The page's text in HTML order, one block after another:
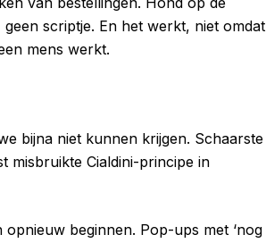
scriptje. En het werkt, niet omdat
mens werkt.
bijna niet kunnen krijgen. Schaarste
misbruikte Cialdini-principe in
beginnen. Pop-ups met ‘nog